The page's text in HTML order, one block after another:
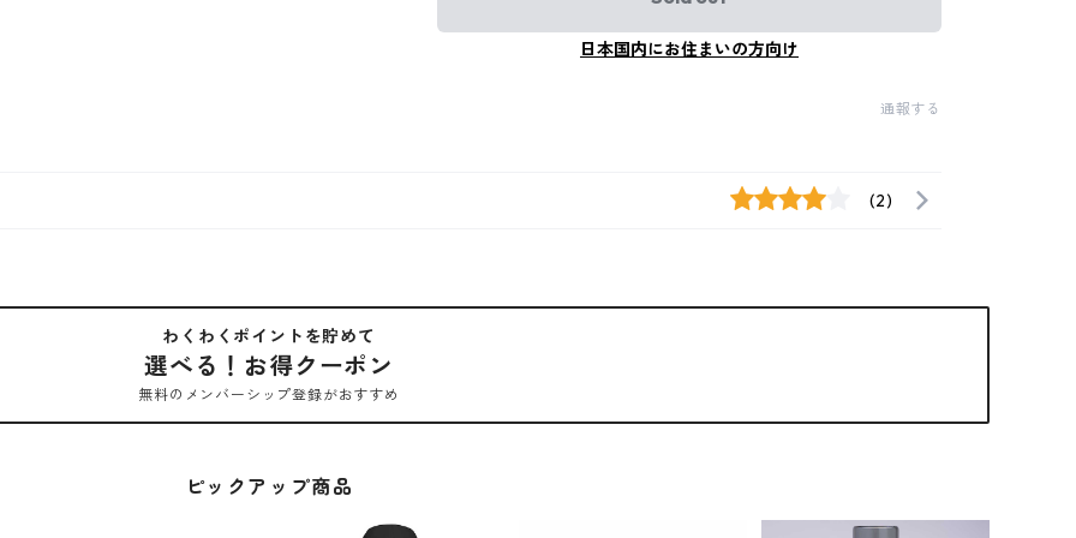
日本国内にお住まいの方向け
通報する
(2)
わくわくポイントを貯めて
選べる！お得クーポン
無料のメンバーシップ登録がおすすめ
ピックアップ商品